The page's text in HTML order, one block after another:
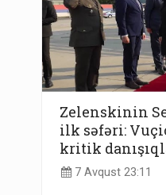
Zelenskinin
ilk səfəri:
kritik
7 Avqust 23:11